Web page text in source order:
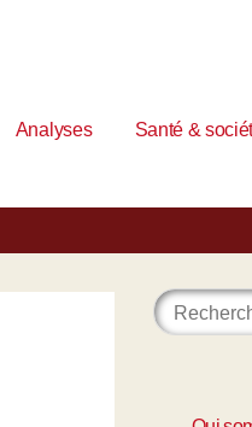
Analyses Santé &